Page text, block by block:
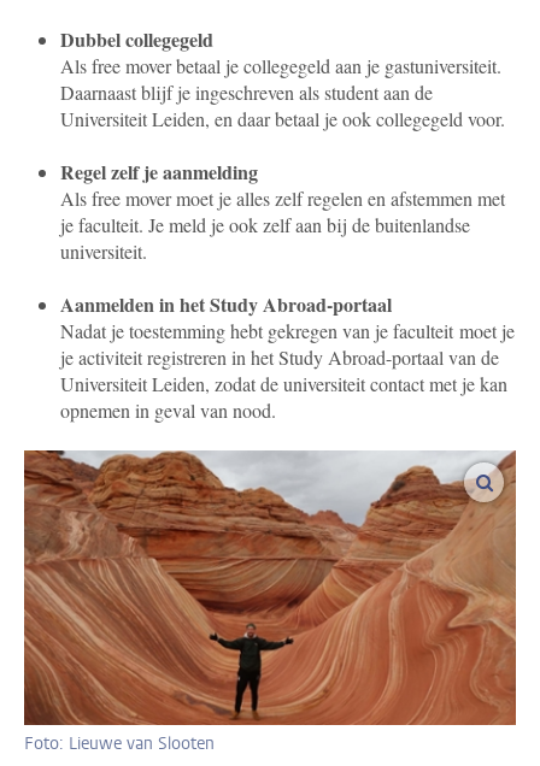
Dubbel collegegeld
Als free mover betaal je collegegeld aan je gastuniversiteit.
Daarnaast blijf je ingeschreven als student aan de
Universiteit Leiden, en daar betaal je ook collegegeld voor.
Regel zelf je aanmelding
Als free mover moet je alles zelf regelen en afstemmen met
je faculteit. Je meld je ook zelf aan bij de buitenlandse
universiteit.
Aanmelden in het Study Abroad-portaal
Nadat je toestemming hebt gekregen van je faculteit moet je
je activiteit registreren in het Study Abroad-portaal van de
Universiteit Leiden, zodat de universiteit contact met je kan
opnemen in geval van nood.
Foto: Lieuwe van Slooten